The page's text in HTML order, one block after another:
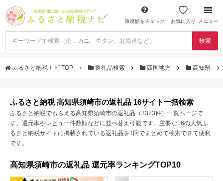
限度額をチェック お気に入り メニュー
検索
ふるさと納税ナビ TOP 返礼品検索 四国地方 高知県
ふるさと納税 高知県須崎市の返礼品 16サイト一括検索
ふるさと納税でもらえる高知県須崎市の返礼品（3373件）一覧ページで
す。還元率やレビュー件数順などに並べ替え可能です。主要な16の人気ふ
るさと納税サイトに掲載されている返礼品を1回でまとめて検索できて便利
です。
高知県須崎市の返礼品 還元率ランキングTOP10